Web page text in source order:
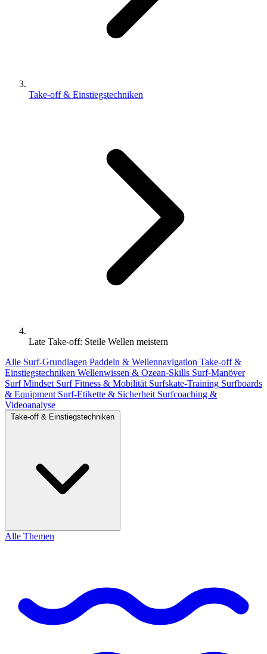
Take-off & Einstiegstechniken
Late Take-off: Steile Wellen meistern
Alle Surf-Grundlagen Paddeln & Wellennavigation Take-off &
Einstiegstechniken Wellenwissen & Ozean-Skills Surf-Manöver
Surf Mindset Surf Fitness & Mobilität Surfskate-Training Surfboards
& Equipment Surf-Etikette & Sicherheit Surfcoaching &
Videoanalyse
Take-off & Einstiegstechniken
Alle Themen